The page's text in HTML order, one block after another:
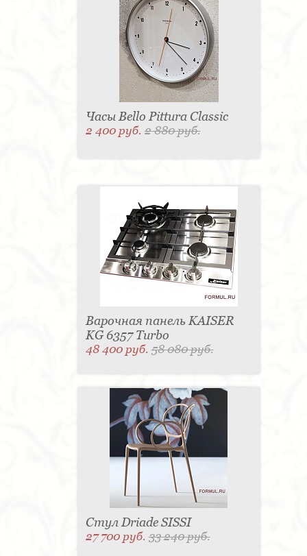
Часы Bello Pittura Classic
2 400 руб.2 880 руб.
Варочная панель KAISER
KG 6357 Turbo
48 400 руб.58 080 руб.
Стул Driade SISSI
27 700 руб.33 240 руб.